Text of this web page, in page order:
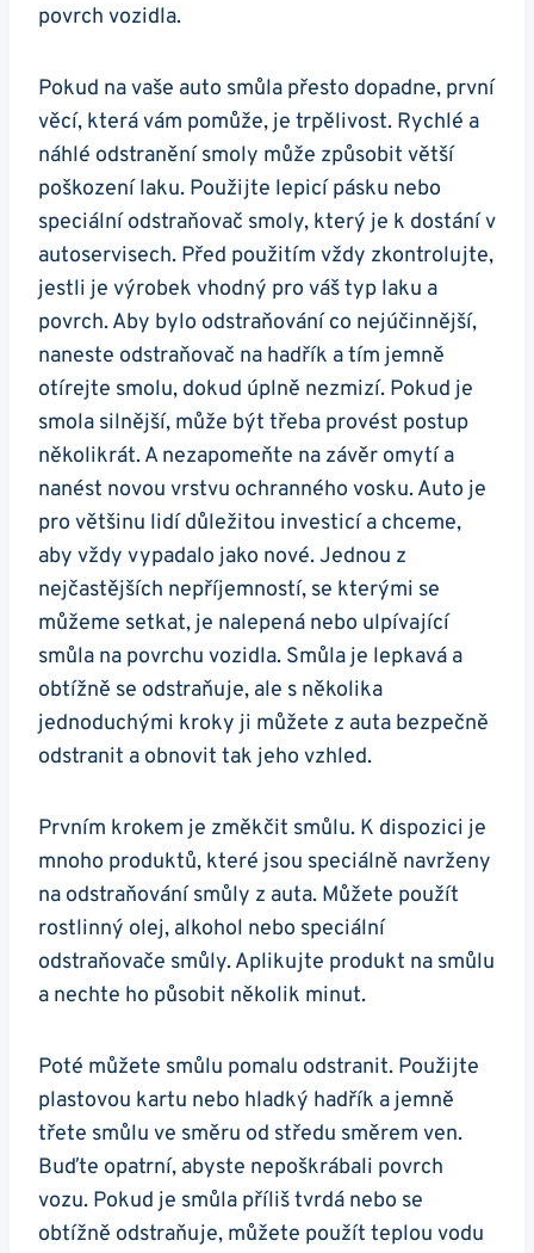
povrch vozidla. ⁢
Pokud na vaše auto smůla přesto dopadne, ⁣první
věcí, která ⁢vám pomůže, je ​trpělivost. Rychlé ‌a⁢
náhlé ⁤odstranění ​smoly může způsobit větší⁣
poškození laku. Použijte lepicí pásku​ nebo
speciální odstraňovač smoly, který⁢ je k dostání‌ v
autoservisech. Před použitím vždy ‌zkontrolujte,​
jestli je výrobek vhodný pro váš typ laku ​a
povrch. ⁢Aby bylo odstraňování co nejúčinnější,
naneste odstraňovač na hadřík a tím jemně
otírejte⁣ smolu, dokud úplně nezmizí. Pokud​ je
smola ⁤silnější, může být ​třeba provést postup
několikrát. A nezapomeňte na závěr⁢ omytí a
nanést novou vrstvu ochranného‌ vosku. Auto je
pro většinu lidí důležitou investicí a ‌chceme,
⁢aby vždy vypadalo jako nové. Jednou z
nejčastějších nepříjemností,‌ se kterými se
můžeme setkat, ⁤je nalepená⁣ nebo ulpívající
⁢smůla​ na povrchu vozidla. Smůla je lepkavá a
obtížně se odstraňuje,⁤ ale s několika
jednoduchými kroky ji můžete⁤ z auta⁢ bezpečně ​
odstranit a obnovit tak jeho vzhled.
Prvním krokem je změkčit ⁣smůlu. K dispozici je
mnoho​ produktů, které ⁤jsou ​speciálně navrženy
na odstraňování‌ smůly ‍z auta.⁤ Můžete použít
rostlinný olej, alkohol nebo speciální
odstraňovače ⁣smůly. Aplikujte produkt⁢ na smůlu
a ‌nechte ho působit několik minut.
Poté můžete smůlu pomalu odstranit. Použijte
plastovou ‍kartu⁤ nebo hladký hadřík ​a jemně
třete​ smůlu ve směru od středu směrem ven.
Buďte opatrní,⁢ abyste⁣ nepoškrábali povrch
vozu. Pokud je smůla⁤ příliš tvrdá nebo se
‍obtížně odstraňuje, můžete‌ použít‌ teplou vodu